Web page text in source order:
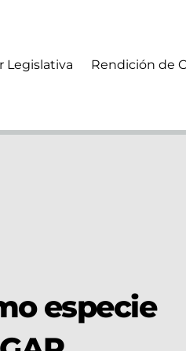
Legislativa Rendición de
especie